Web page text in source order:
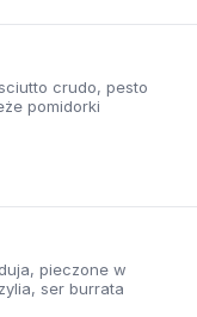
crudo, pesto
pomidorki
pieczone w
ser burrata